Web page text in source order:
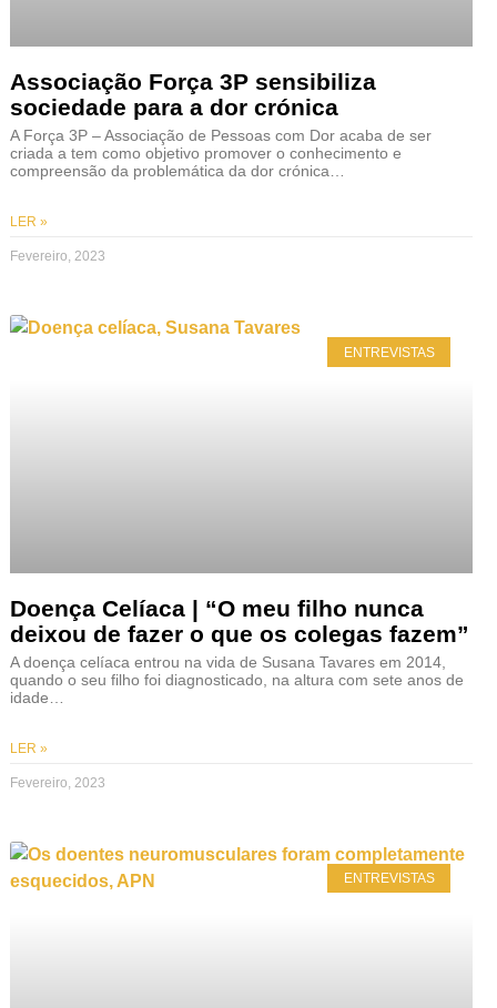
Associação Força 3P sensibiliza
sociedade para a dor crónica
A Força 3P – Associação de Pessoas com Dor acaba de ser
criada a tem como objetivo promover o conhecimento e
compreensão da problemática da dor crónica…
LER »
Fevereiro, 2023
ENTREVISTAS
Doença Celíaca | “O meu filho nunca
deixou de fazer o que os colegas fazem”
A doença celíaca entrou na vida de Susana Tavares em 2014,
quando o seu filho foi diagnosticado, na altura com sete anos de
idade…
LER »
Fevereiro, 2023
ENTREVISTAS